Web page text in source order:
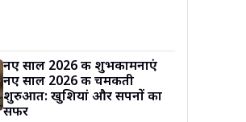
नए साल 2026 की शुभकामनाएं
नए साल 2026 की चमकती
शुरुआत: खुशियां और सपनों का
सफर